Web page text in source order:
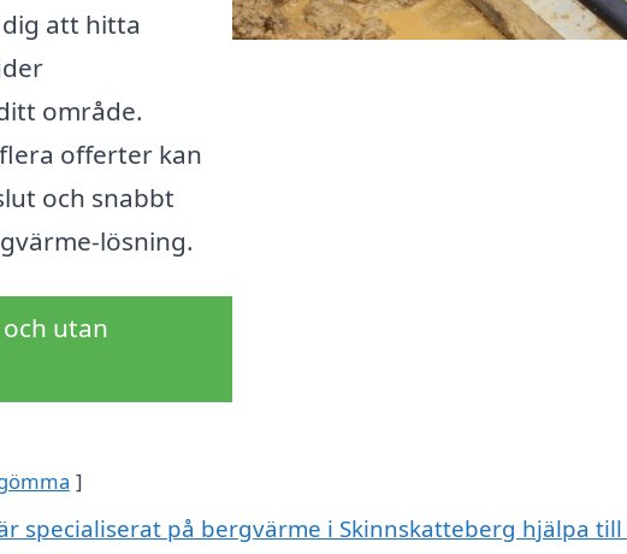
att hitta
område.
offerter kan
och snabbt
lösning.
utan
specialiserat på bergvärme i Skinnskatteberg hjälpa till